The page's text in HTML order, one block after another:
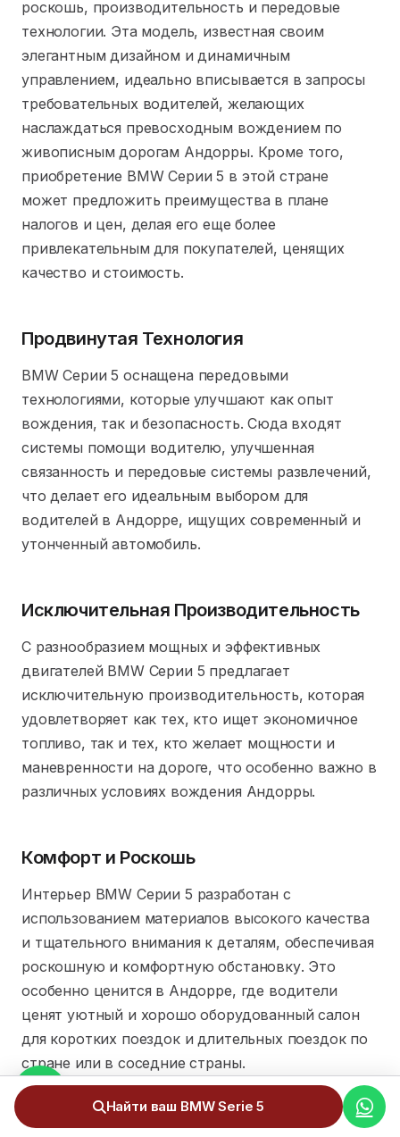
роскошь, производительность и передовые
технологии. Эта модель, известная своим
элегантным дизайном и динамичным
управлением, идеально вписывается в запросы
требовательных водителей, желающих
наслаждаться превосходным вождением по
живописным дорогам Андорры. Кроме того,
приобретение BMW Серии 5 в этой стране
может предложить преимущества в плане
налогов и цен, делая его еще более
привлекательным для покупателей, ценящих
качество и стоимость.
Продвинутая Технология
BMW Серии 5 оснащена передовыми
технологиями, которые улучшают как опыт
вождения, так и безопасность. Сюда входят
системы помощи водителю, улучшенная
связанность и передовые системы развлечений,
что делает его идеальным выбором для
водителей в Андорре, ищущих современный и
утонченный автомобиль.
Исключительная Производительность
С разнообразием мощных и эффективных
двигателей BMW Серии 5 предлагает
исключительную производительность, которая
удовлетворяет как тех, кто ищет экономичное
топливо, так и тех, кто желает мощности и
маневренности на дороге, что особенно важно в
различных условиях вождения Андорры.
Комфорт и Роскошь
Интерьер BMW Серии 5 разработан с
использованием материалов высокого качества
и тщательного внимания к деталям, обеспечивая
роскошную и комфортную обстановку. Это
особенно ценится в Андорре, где водители
ценят уютный и хорошо оборудованный салон
для коротких поездок и длительных поездок по
стране или в соседние страны.
Продвинутая Безопасность
Найти ваш BMW Serie 5